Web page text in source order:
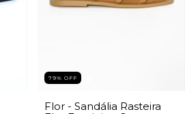
79% OFF
Flor - Sandália Rasteira